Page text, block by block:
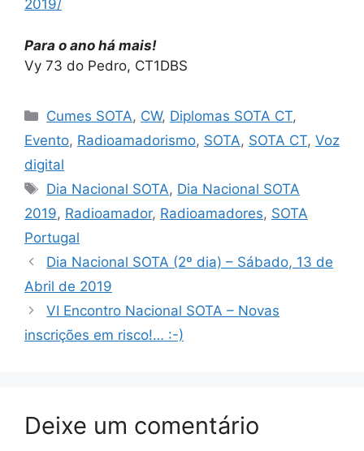
2019/
Para o ano há mais!
Vy 73 do Pedro, CT1DBS
Categorias
Cumes SOTA, CW, Diplomas SOTA CT,
Evento, Radioamadorismo, SOTA, SOTA CT, Voz
digital
Etiquetas
Dia Nacional SOTA, Dia Nacional SOTA
2019, Radioamador, Radioamadores, SOTA
Portugal
Dia Nacional SOTA (2º dia) – Sábado, 13 de
Abril de 2019
VI Encontro Nacional SOTA – Novas
inscrições em risco!… :-)
Deixe um comentário